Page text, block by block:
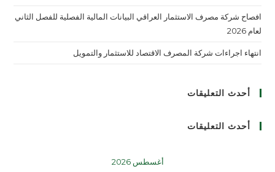
افصاح شركة مصرف الاستثمار العراقي البيانات المالية الفصلية للفصل الثاني
لعام 2026
انتهاء اجراءات شركة المصرف الاقتصاد للاستثمار والتمويل
أحدث التعليقات
أحدث التعليقات
أغسطس 2026